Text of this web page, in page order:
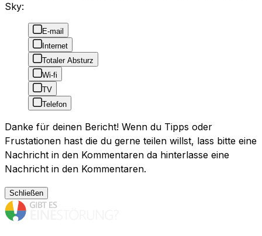
Sky:
E-mail
Internet
Totaler Absturz
Wi-fi
TV
Telefon
Danke für deinen Bericht! Wenn du Tipps oder
Frustationen hast die du gerne teilen willst, lass bitte eine
Nachricht in den Kommentaren da hinterlasse eine
Nachricht in den Kommentaren.
Schließen